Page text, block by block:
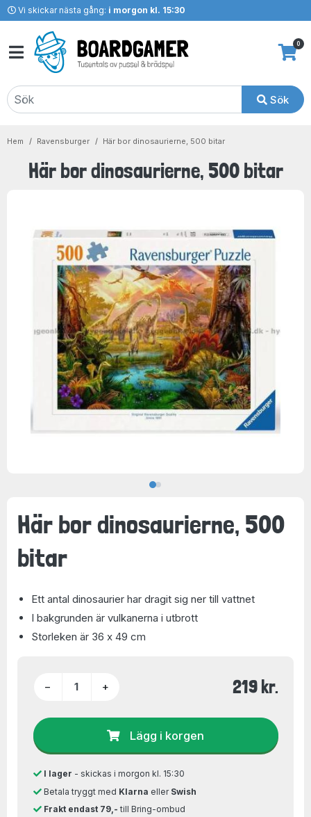
Vi skickar nästa gång: i morgon kl. 15:30
Sök
0
Hem Ravensburger Här bor dinosaurierne, 500 bitar
Här bor dinosaurierne, 500 bitar
Här bor dinosaurierne, 500
bitar
Ett antal dinosaurier har dragit sig ner till vattnet
I bakgrunden är vulkanerna i utbrott
Storleken är 36 x 49 cm
− + 219 kr.
Lägg i korgen
I lager - skickas i morgon kl. 15:30
Betala tryggt med Klarna eller Swish
Frakt endast 79,- till Bring-ombud